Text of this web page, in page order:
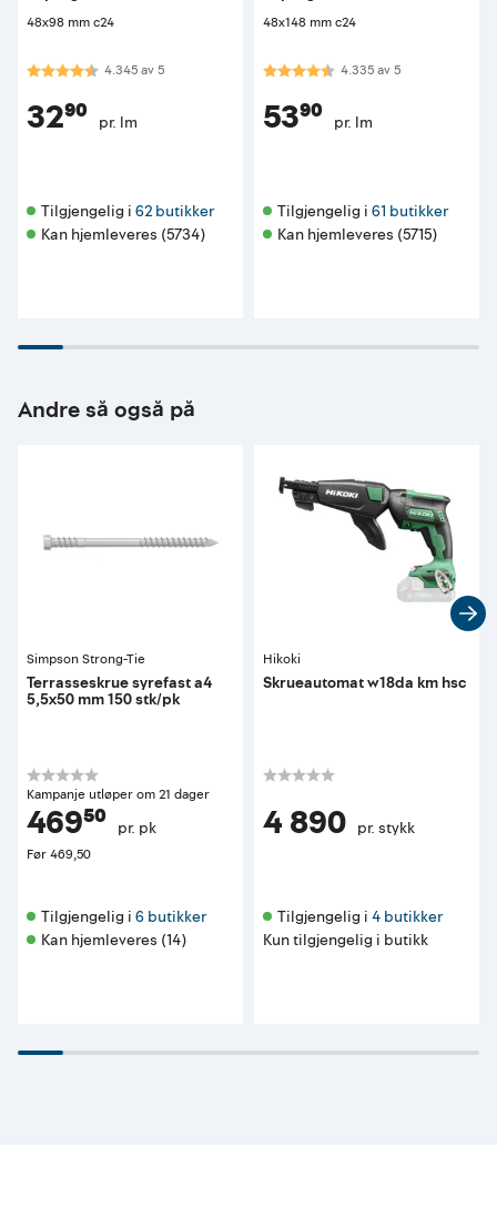
48x98 mm c24
Karakter:4.3 av 5 mulige
4.345av5
32⁹⁰ pr. lm
Tilgjengelig i 62 butikker
Kan hjemleveres (5734)
48x148 mm c24
Karakter:4.3 av 5 mulige
4.335av5
53⁹⁰ pr. lm
Tilgjengelig i 61 butikker
Kan hjemleveres (5715)
Andre så også på
Simpson Strong-Tie
Terrasseskrue syrefast a4
5,5x50 mm 150 stk/pk
Kampanje utløper om 21 dager
469⁵⁰ pr. pk
Før469,50
Tilgjengelig i 6 butikker
Kan hjemleveres (14)
Hikoki
Skrueautomat w18da km hsc
4 890 pr. stykk
Tilgjengelig i 4 butikker
Kun tilgjengelig i butikk